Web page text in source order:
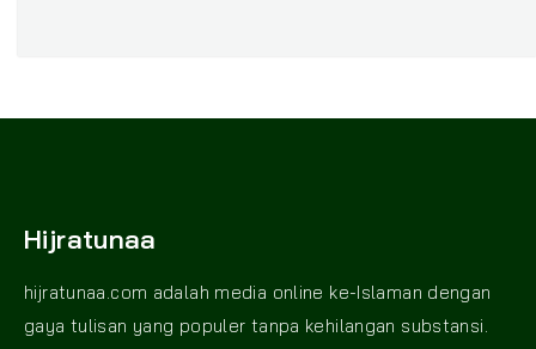
Hijratunaa
hijratunaa.com adalah media online ke-Islaman dengan
gaya tulisan yang populer tanpa kehilangan substansi.